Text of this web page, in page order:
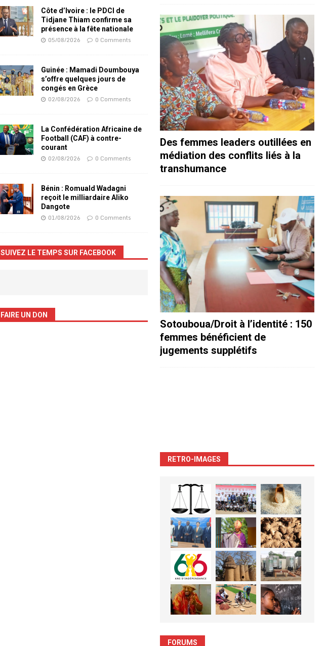
Côte d’Ivoire : le PDCI de
Tidjane Thiam confirme sa
présence à la fête nationale
05/08/2026 0 Comments
Guinée : Mamadi Doumbouya
s’offre quelques jours de
congés en Grèce
02/08/2026 0 Comments
La Confédération Africaine de
Football (CAF) à contre-
courant
02/08/2026 0 Comments
Bénin : Romuald Wadagni
reçoit le milliardaire Aliko
Dangote
01/08/2026 0 Comments
SUIVEZ LE TEMPS SUR FACEBOOK
FAIRE UN DON
Des femmes leaders outillées en
médiation des conflits liés à la
transhumance
Sotouboua/Droit à l’identité : 150
femmes bénéficient de
jugements supplétifs
RETRO-IMAGES
FORUMS